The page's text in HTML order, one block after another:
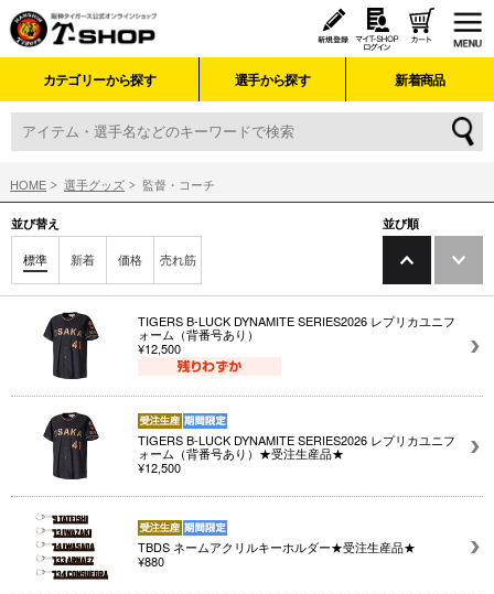
カテゴリーから探す 選手から探す 新着商品
HOME 選手グッズ 監督・コーチ
並び替え
標準 新着 価格 売れ筋
並び順
TIGERS B-LUCK DYNAMITE SERIES2026 レプリカユニフ
ォーム（背番号あり）
¥12,500
TIGERS B-LUCK DYNAMITE SERIES2026 レプリカユニフ
ォーム（背番号あり）★受注生産品★
¥12,500
TBDS ネームアクリルキーホルダー★受注生産品★
¥880